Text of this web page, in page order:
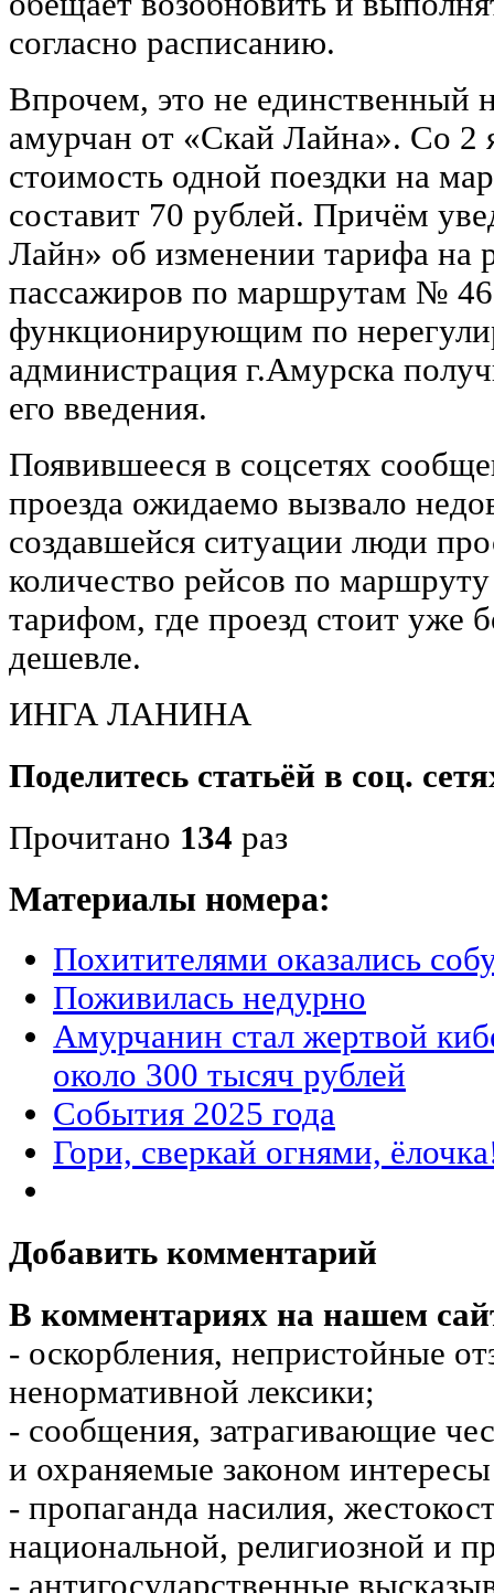
согласно расписанию.
Впрочем, это не единственный
амурчан от «Скай Лайна». Со 2
стоимость одной поездки на
составит 70 рублей. Причём
Лайн» об изменении тарифа на
пассажиров по маршрутам №
функционирующим по
администрация г.Амурска
его введения.
Появившееся в соцсетях
проезда ожидаемо вызвало
создавшейся ситуации люди
количество рейсов по
тарифом, где проезд стоит уже
дешевле.
ИНГА ЛАНИНА
Поделитесь статьёй в соц.
Прочитано 134 раз
Материалы номера:
Похитителями оказались
Поживилась недурно
Амурчанин стал жертвой
около 300 тысяч рублей
События 2025 года
Гори, сверкай огнями,
Добавить комментарий
В комментариях на нашем
- оскорбления, непристойные
ненормативной лексики;
- сообщения, затрагивающие
и охраняемые законом
- пропаганда насилия,
национальной, религиозной и